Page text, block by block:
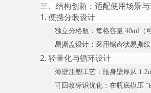
三、结构创新：适配使用场景
1. 便携分装设计
独立分格瓶 ：每格容量 40ml（
易撕盖设计 ：采用锯齿状易撕
2. 轻量化与循环设计
薄壁注塑工艺 ：瓶身壁厚从
可回收标识优化 ：在瓶底模压